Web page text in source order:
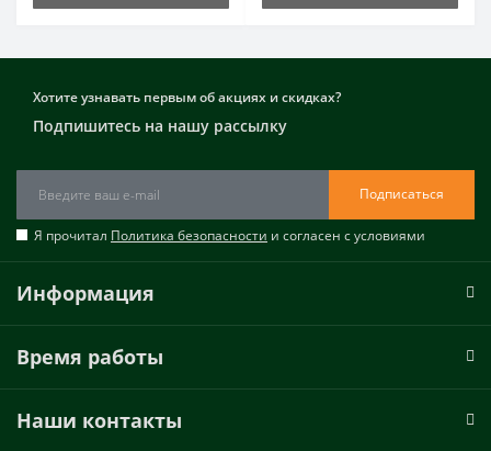
Хотите узнавать первым об акциях и скидках?
Подпишитесь на нашу рассылку
Подписаться
Я прочитал Политика безопасности и согласен с условиями
Информация
Время работы
Наши контакты